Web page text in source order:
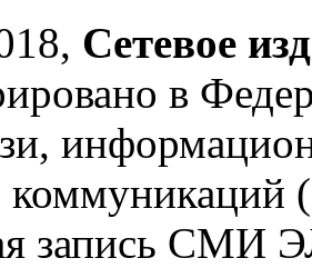
Сетевое
в
запись СМИ